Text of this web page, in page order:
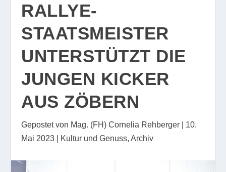
RALLYE-
STAATSMEISTER
UNTERSTÜTZT DIE
JUNGEN KICKER
AUS ZÖBERN
Gepostet von Mag. (FH) Cornelia Rehberger
10.
Mai 2023
Kultur und Genuss,Archiv